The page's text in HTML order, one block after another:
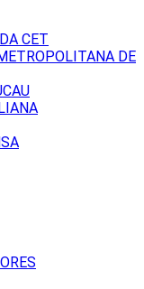
CET
DE